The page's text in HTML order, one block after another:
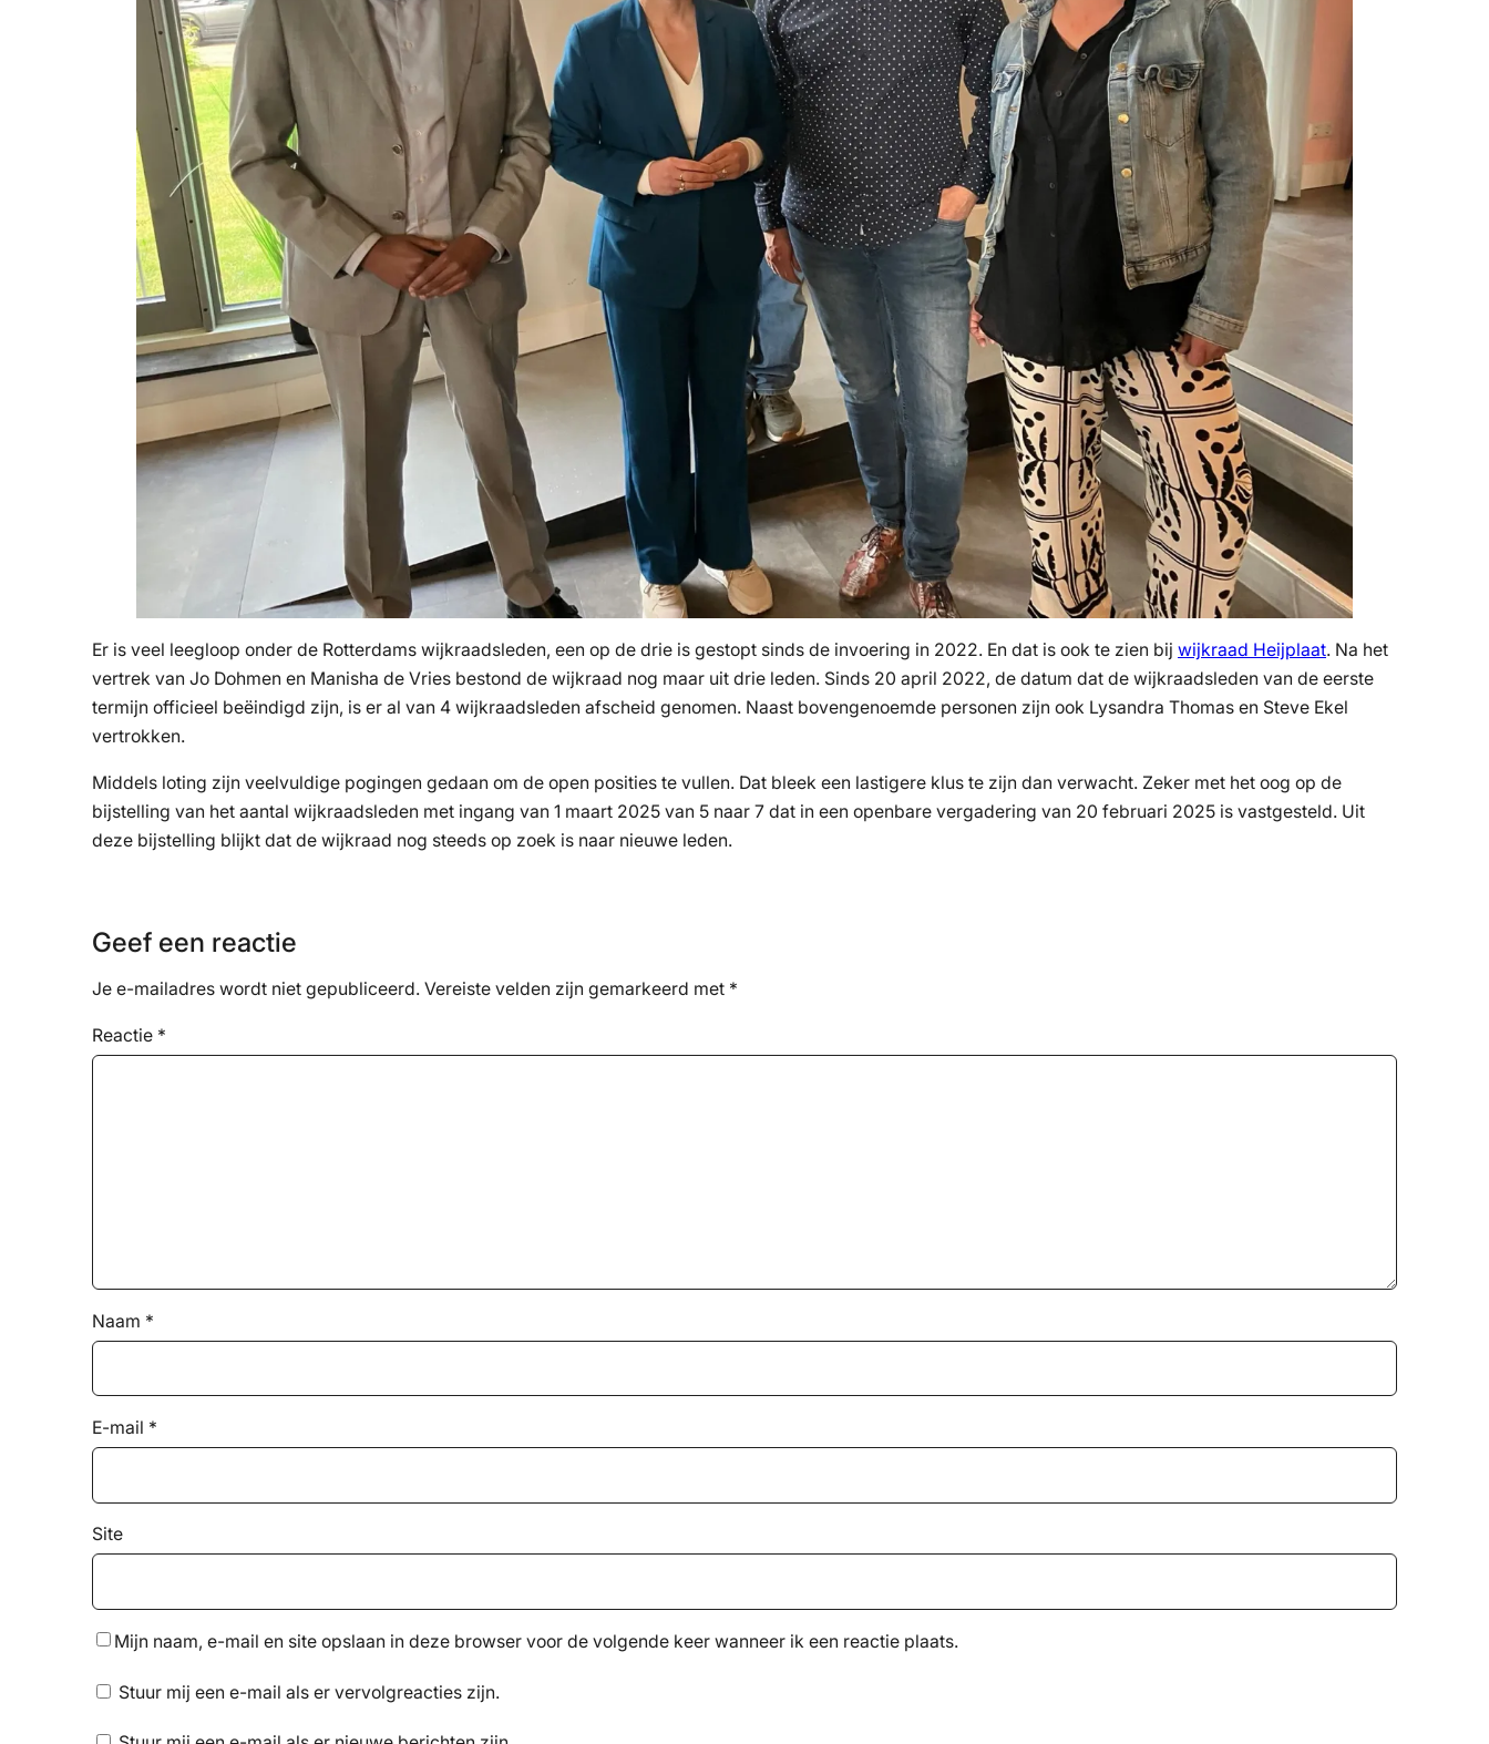
Er is veel leegloop onder de Rotterdams wijkraadsleden, een op de drie is gestopt sinds de invoering in 2022. En dat is ook te zien bij wijkraad Heijplaat. Na het
vertrek van Jo Dohmen en Manisha de Vries bestond de wijkraad nog maar uit drie leden. Sinds 20 april 2022, de datum dat de wijkraadsleden van de eerste
termijn officieel beëindigd zijn, is er al van 4 wijkraadsleden afscheid genomen. Naast bovengenoemde personen zijn ook Lysandra Thomas en Steve Ekel
vertrokken.
Middels loting zijn veelvuldige pogingen gedaan om de open posities te vullen. Dat bleek een lastigere klus te zijn dan verwacht. Zeker met het oog op de
bijstelling van het aantal wijkraadsleden met ingang van 1 maart 2025 van 5 naar 7 dat in een openbare vergadering van 20 februari 2025 is vastgesteld. Uit
deze bijstelling blijkt dat de wijkraad nog steeds op zoek is naar nieuwe leden.
Geef een reactie
Je e-mailadres wordt niet gepubliceerd. Vereiste velden zijn gemarkeerd met *
Reactie *
Naam *
E-mail *
Site
Mijn naam, e-mail en site opslaan in deze browser voor de volgende keer wanneer ik een reactie plaats.
Stuur mij een e-mail als er vervolgreacties zijn.